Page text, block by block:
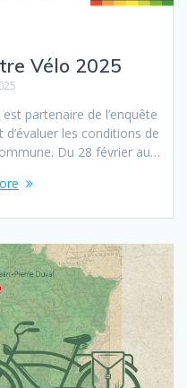
Vélo 2025
partenaire de l’enquête
les conditions de
Du 28 février au…